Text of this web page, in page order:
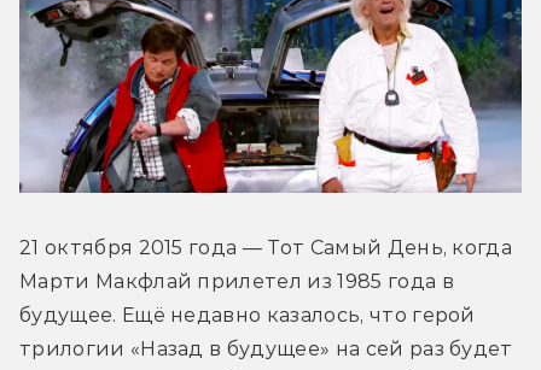
21 октября 2015 года — Тот Самый День, когда
Марти Макфлай прилетел из 1985 года в
будущее. Ещё недавно казалось, что герой
трилогии «Назад в будущее» на сей раз будет